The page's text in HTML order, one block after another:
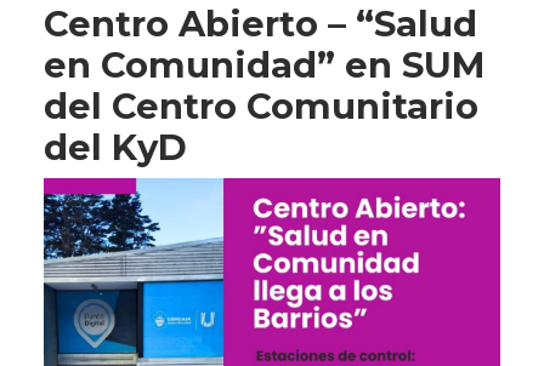
Centro Abierto – “Salud
en Comunidad” en SUM
del Centro Comunitario
del KyD